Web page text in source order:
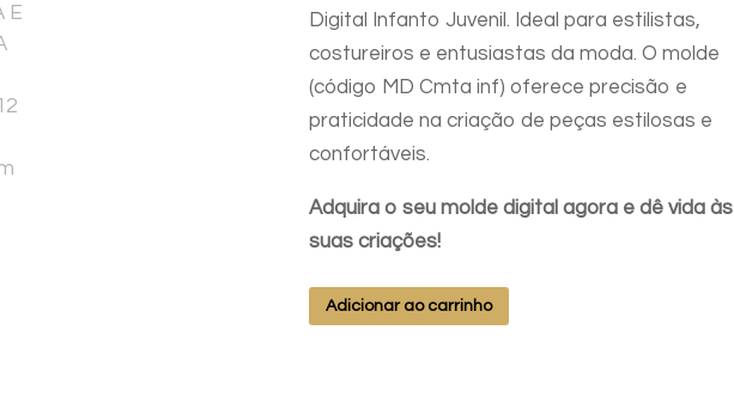
Digital Infanto Juvenil. Ideal para estilistas,
costureiros e entusiastas da moda. O molde
(código MD Cmta inf) oferece precisão e
praticidade na criação de peças estilosas e
confortáveis.
Adquira o seu molde digital agora e dê vida às
suas criações!
MD
Adicionar ao carrinho